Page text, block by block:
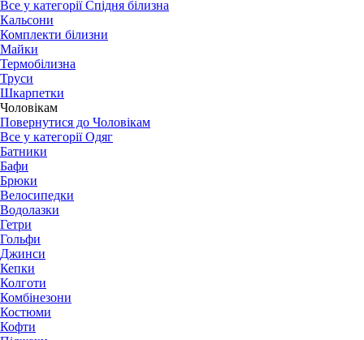
Все у категорії Спідня білизна
Кальсони
Комплекти білизни
Майки
Термобілизна
Труси
Шкарпетки
Чоловікам
Повернутися до Чоловікам
Все у категорії Одяг
Батники
Бафи
Брюки
Велосипедки
Водолазки
Гетри
Гольфи
Джинси
Кепки
Колготи
Комбінезони
Костюми
Кофти